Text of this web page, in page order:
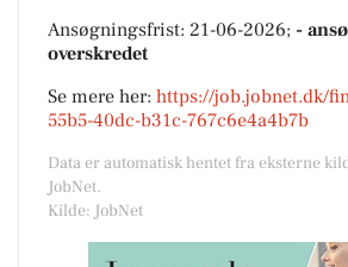
Ansøgningsfrist: 21-06-2026; -
overskredet
Se mere her: https://job.jobnet.dk/
55b5-40dc-b31c-767c6e4a4b7b
Data er automatisk hentet fra eksterne
JobNet.
Kilde: JobNet